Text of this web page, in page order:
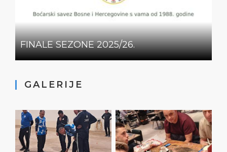
FINALE SEZONE 2025/26.
GALERIJE